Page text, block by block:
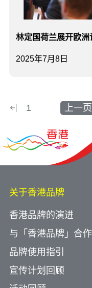
2025年7月8日
林定国荷兰展开欧洲
1 上一页
关于香港品牌
香港品牌的演进
与「香港品牌」合
品牌使用指引
宣传计划回顾